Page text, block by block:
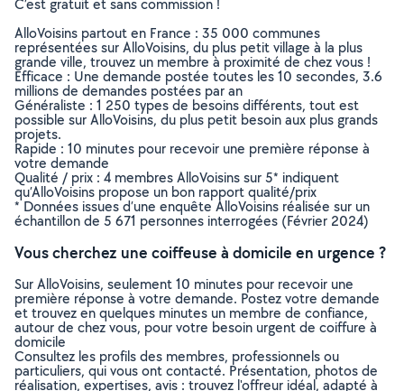
C’est gratuit et sans commission !
AlloVoisins partout en France : 35 000 communes
représentées sur AlloVoisins, du plus petit village à la plus
grande ville, trouvez un membre à proximité de chez vous !
Efficace : Une demande postée toutes les 10 secondes, 3.6
millions de demandes postées par an
Généraliste : 1 250 types de besoins différents, tout est
possible sur AlloVoisins, du plus petit besoin aux plus grands
projets.
Rapide : 10 minutes pour recevoir une première réponse à
votre demande
Qualité / prix : 4 membres AlloVoisins sur 5* indiquent
qu’AlloVoisins propose un bon rapport qualité/prix
* Données issues d’une enquête AlloVoisins réalisée sur un
échantillon de 5 671 personnes interrogées (Février 2024)
Vous cherchez une coiffeuse à domicile en urgence ?
Sur AlloVoisins, seulement 10 minutes pour recevoir une
première réponse à votre demande. Postez votre demande
et trouvez en quelques minutes un membre de confiance,
autour de chez vous, pour votre besoin urgent de coiffure à
domicile
Consultez les profils des membres, professionnels ou
particuliers, qui vous ont contacté. Présentation, photos de
réalisation, expertises, avis : trouvez l'offreur idéal, adapté à